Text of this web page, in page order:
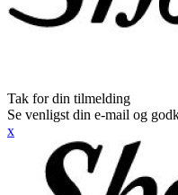
Tak for din tilmelding
Se venligst din e-mail og
x